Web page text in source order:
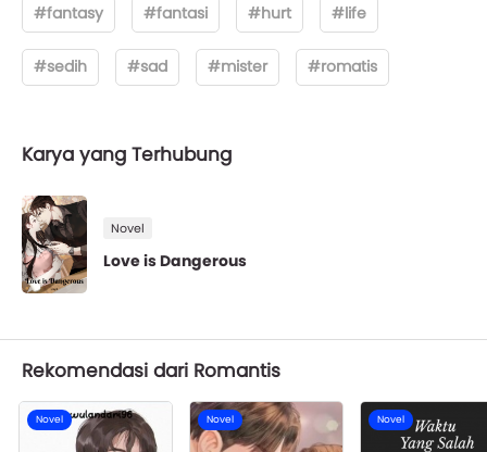
#fantasy #fantasi #hurt #life
#sedih #sad #mister #romatis
Karya yang Terhubung
Novel
Love is Dangerous
Rekomendasi dari Romantis
Novel Novel Novel